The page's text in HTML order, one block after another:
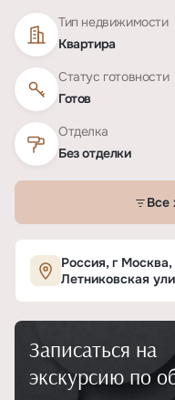
Тип недвижимости
Квартира
Статус готовности
Готов
Отделка
Без отделки
Все
Характеристики
ТипЖК
Класс проекта
Россия, г
Летниковская
Записаться на
экскурсию по